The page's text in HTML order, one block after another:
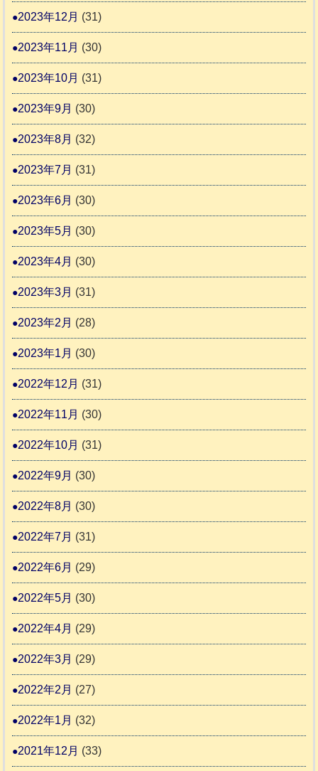
2023年12月 (31)
2023年11月 (30)
2023年10月 (31)
2023年9月 (30)
2023年8月 (32)
2023年7月 (31)
2023年6月 (30)
2023年5月 (30)
2023年4月 (30)
2023年3月 (31)
2023年2月 (28)
2023年1月 (30)
2022年12月 (31)
2022年11月 (30)
2022年10月 (31)
2022年9月 (30)
2022年8月 (30)
2022年7月 (31)
2022年6月 (29)
2022年5月 (30)
2022年4月 (29)
2022年3月 (29)
2022年2月 (27)
2022年1月 (32)
2021年12月 (33)